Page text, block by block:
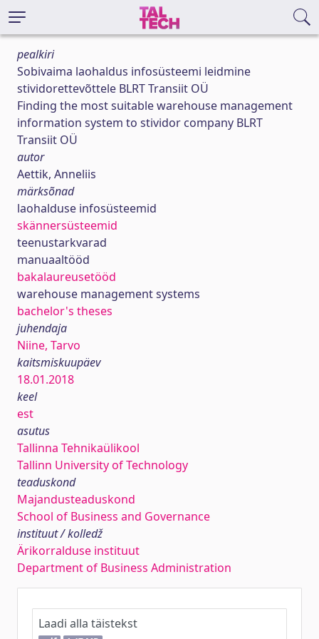
pealkiri
Sobivaima laohaldus infosüsteemi leidmine
stividorettevõttele BLRT Transiit OÜ
Finding the most suitable warehouse management
information system to stividor company BLRT
Transiit OÜ
autor
Aettik, Anneliis
märksõnad
laohalduse infosüsteemid
skännersüsteemid
teenustarkvarad
manuaaltööd
bakalaureusetööd
warehouse management systems
bachelor's theses
juhendaja
Niine, Tarvo
kaitsmiskuupäev
18.01.2018
keel
est
asutus
Tallinna Tehnikaülikool
Tallinn University of Technology
teaduskond
Majandusteaduskond
School of Business and Governance
instituut / kolledž
Ärikorralduse instituut
Department of Business Administration
Laadi alla täistekst